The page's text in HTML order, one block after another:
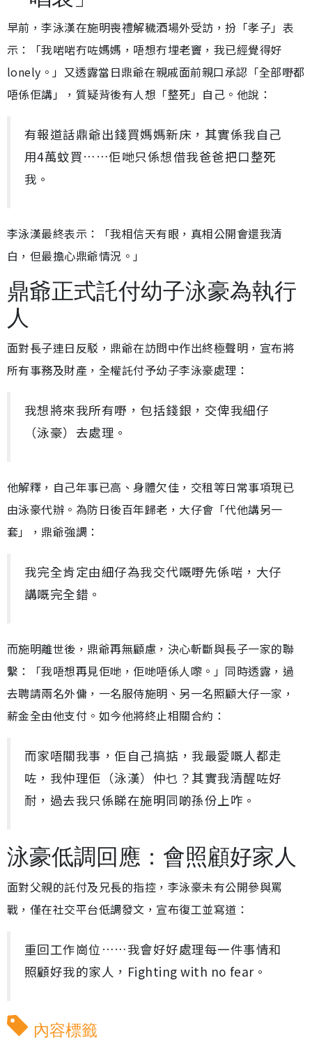
早前，李泳漢在施明喪禮解穢酒場外受訪，扮「孝子」表
示：「我啱啱冇咗媽媽，唔想冇埋老竇，我已經覺得好
lonely。」又透露當日鼎爺在親戚面前親口承認「全部嘢都
唔係佢講」，質疑背後有人想「整死」自己。他說：
有報道話鼎爺出錢買媽媽新床，其實係我自己
用4萬蚊買……佢哋只係想借我爸爸把口整死
我。
李泳漢最終表示：「我相信天有眼，真相公開會還我清
白，但最擔心鼎爺情況。」
鼎爺正式託付幼子泳豪為執行
人
面對長子連日反駁，鼎爺在訪問中作出終極聲明，宣布將
所有事務及財產，全權託付予幼子李泳豪處理：
我想將來我所有嘢，包括錢銀，交俾我細仔
（泳豪）去處理。
他解釋，自己年事已高、身體欠佳，交租等日常事項現已
由泳豪代辦。為防日後百年歸老，大仔會「代他講另一
套」，鼎爺強調：
我完全肯定由細仔為我交代嘅嘢先係啱，大仔
講嘅完全錯。
而施明離世後，鼎爺再無顧慮，決心斬斷與長子一家的聯
繫：「我唔想再見佢哋，佢哋唔係人嚟。」同時透露，過
去聘請兩名外傭，一名服侍施明、另一名照顧大仔一家，
薪金全由他支付。如今他將終止相關合約：
而家唔關我事，佢自己搞掂，我最愛嘅人都走
咗，我仲理佢（泳漢）仲乜？其實我清醒咗好
耐，過去我只係睇在施明同啲孫份上咋。
泳豪低調回應：會照顧好家人
面對父親的託付及兄長的指控，李泳豪未有公開參與罵
戰，僅在社交平台低調發文，宣布復工並寫道：
重回工作崗位……我會好好處理每一件事情和
照顧好我的家人，Fighting with no fear。
內容標籤